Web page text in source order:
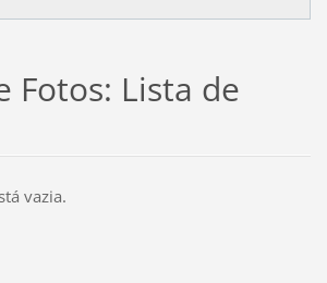
Fotos: Lista de
vazia.